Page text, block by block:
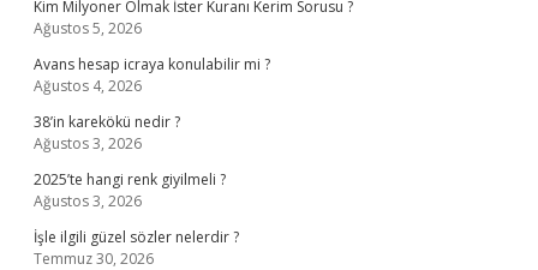
Kim Milyoner Olmak İster Kuranı Kerim Sorusu ?
Ağustos 5, 2026
Avans hesap icraya konulabilir mi ?
Ağustos 4, 2026
38’in karekökü nedir ?
Ağustos 3, 2026
2025’te hangi renk giyilmeli ?
Ağustos 3, 2026
İşle ilgili güzel sözler nelerdir ?
Temmuz 30, 2026